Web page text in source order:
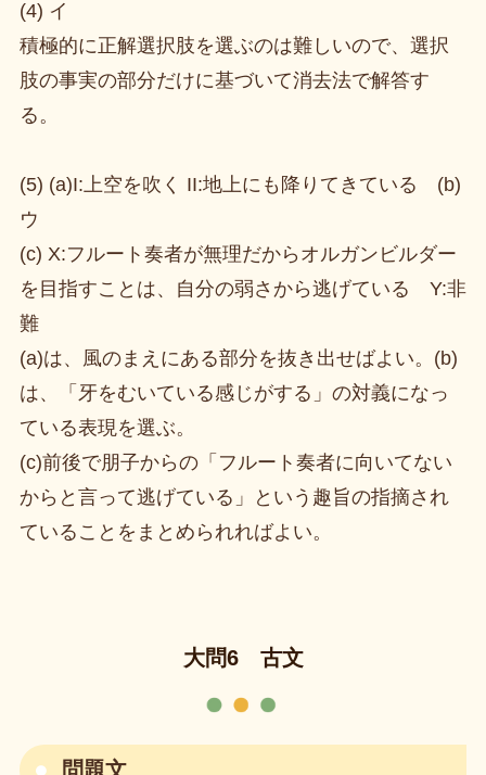
(4) イ
積極的に正解選択肢を選ぶのは難しいので、選択
肢の事実の部分だけに基づいて消去法で解答す
る。
(5) (a)I:上空を吹く II:地上にも降りてきている (b)
ウ
(c) X:フルート奏者が無理だからオルガンビルダー
を目指すことは、自分の弱さから逃げている Y:非
難
(a)は、風のまえにある部分を抜き出せばよい。(b)
は、「牙をむいている感じがする」の対義になっ
ている表現を選ぶ。
(c)前後で朋子からの「フルート奏者に向いてない
からと言って逃げている」という趣旨の指摘され
ていることをまとめられればよい。
大問6 古文
問題文